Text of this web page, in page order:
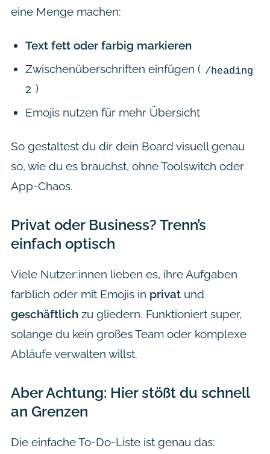
eine Menge machen:
Text fett oder farbig markieren
Zwischenüberschriften einfügen ( /heading
2 )
Emojis nutzen für mehr Übersicht
So gestaltest du dir dein Board visuell genau
so, wie du es brauchst, ohne Toolswitch oder
App-Chaos.
Privat oder Business? Trenn’s
einfach optisch
Viele Nutzer:innen lieben es, ihre Aufgaben
farblich oder mit Emojis in privatund
geschäftlichzu gliedern. Funktioniert super,
solange du kein großes Team oder komplexe
Abläufe verwalten willst.
Aber Achtung: Hier stößt du schnell
an Grenzen
Die einfache To-Do-Liste ist genau das: